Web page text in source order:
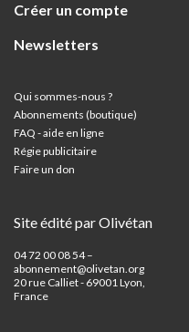
Créer un compte
Newsletters
Qui sommes-nous ?
Abonnements (boutique)
FAQ - aide en ligne
Régie publicitaire
Faire un don
Site édité par Olivétan
04 72 00 08 54 –
abonnement@olivetan.org
20 rue Calliet - 69001 Lyon,
France